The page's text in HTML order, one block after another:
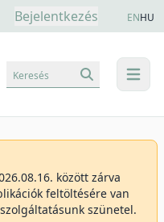
Bejelentkezés ENHU
menu
Keresés
között zárva
feltöltésére van
szünetel.